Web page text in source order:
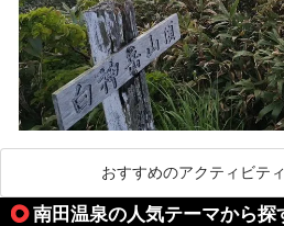
おすすめのアクティビテ
南田温泉の人気テーマから探